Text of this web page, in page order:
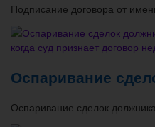
Подписание договора от
Оспаривание
Оспаривание сделок